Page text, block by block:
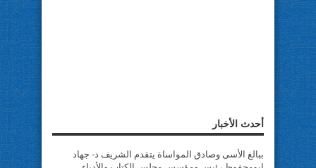
أحدث الأخبار
ببالغ الأسى وصادق المواساة يتقدم الشريف د- جهاد